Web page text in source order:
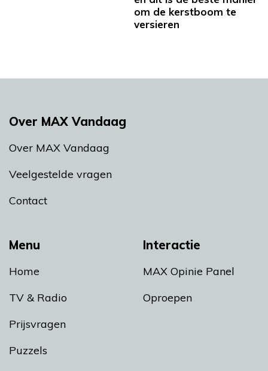
om de kerstboom te
versieren
Menu
Home
TV & Radio
Prijsvragen
Puzzels
Interactie
MAX Opinie Panel
Oproepen
Over MAX Vandaag
Over MAX Vandaag
Veelgestelde vragen
Contact